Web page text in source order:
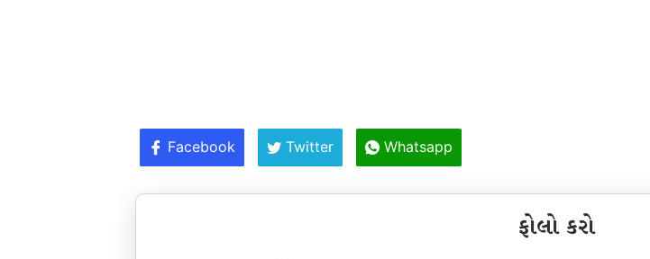
Facebook Twitter Whatsapp
ફોલો કરો